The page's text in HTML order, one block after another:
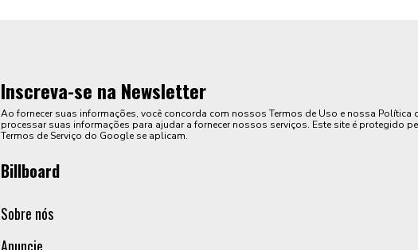
Inscreva-se na Newsletter
Ao fornecer suas informações, você concorda com nossos Termos de Uso e nossa
processar suas informações para ajudar a fornecer nossos serviços. Este site é protegido
Termos de Serviço do Google se aplicam.
Billboard
Sobre nós